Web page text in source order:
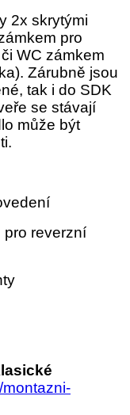
2x skrytými
pro
WC zámkem
Zárubně jsou
tak i do SDK
se stávají
může být
pro reverzní